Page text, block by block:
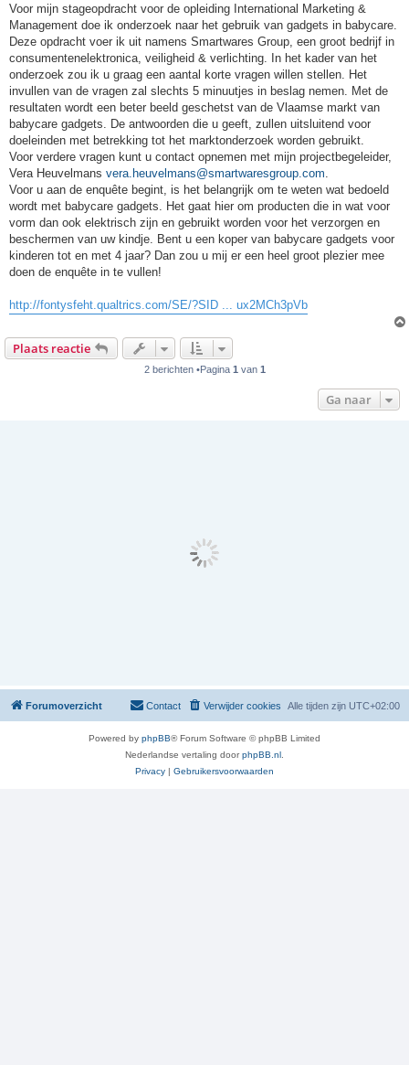
c
h
Voor mijn stageopdracht voor de opleiding International Marketing &
Management doe ik onderzoek naar het gebruik van gadgets in babycare.
Deze opdracht voer ik uit namens Smartwares Group, een groot bedrijf in
consumentenelektronica, veiligheid & verlichting. In het kader van het
onderzoek zou ik u graag een aantal korte vragen willen stellen. Het
invullen van de vragen zal slechts 5 minuutjes in beslag nemen. Met de
resultaten wordt een beter beeld geschetst van de Vlaamse markt van
babycare gadgets. De antwoorden die u geeft, zullen uitsluitend voor
doeleinden met betrekking tot het marktonderzoek worden gebruikt.
Voor verdere vragen kunt u contact opnemen met mijn projectbegeleider,
Vera Heuvelmans vera.heuvelmans@smartwaresgroup.com
Voor u aan de enquête begint, is het belangrijk om te weten wat bedoeld
wordt met babycare gadgets. Het gaat hier om producten die in wat voor
vorm dan ook elektrisch zijn en gebruikt worden voor het verzorgen en
beschermen van uw kindje. Bent u een koper van babycare gadgets voor
kinderen tot en met 4 jaar? Dan zou u mij er een heel groot plezier mee
doen de enquête in te vullen!
http://fontysfeht.qualtrics.com/SE/?SID ... ux2MCh3pVb
Plaats reactie
2 berichten •Pagina 1 van 1
Ga naar
Forumoverzicht Alle tijden zijn UTC+02:00
Verwijder cookies
Contact
Powered by phpBB® Forum Software © phpBB Limited
Nederlandse vertaling doorphpBB.nl
Privacy | Gebruikersvoorwaarden